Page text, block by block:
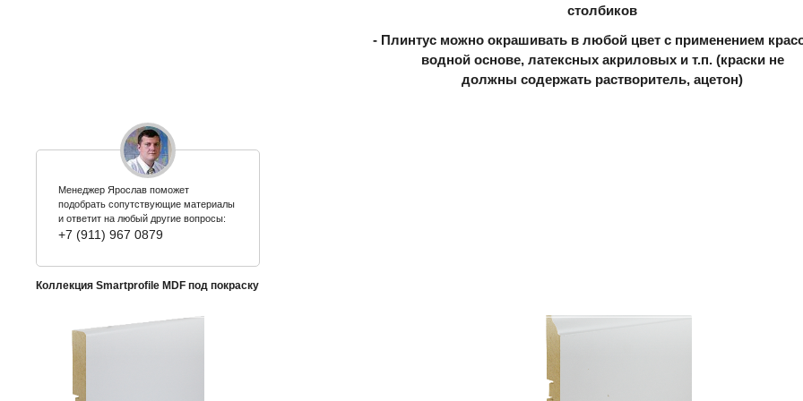
столбиков
- Плинтус можно окрашивать в любой цвет с применением
водной основе, латексных акриловых и т.п. (краски не
должны содержать растворитель, ацетон)
Менеджер Ярослав поможет
подобрать сопутствующие материалы
и ответит на любый другие вопросы:
+7 (911) 967 0879
Коллекция Smartprofile MDF под покраску